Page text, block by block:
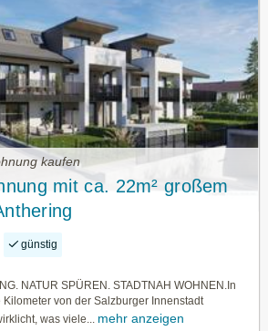
kaufen
mit ca. 22m² großem
günstig
NATUR SPÜREN. STADTNAH WOHNEN.In
von der Salzburger Innenstadt
was viele... mehr anzeigen